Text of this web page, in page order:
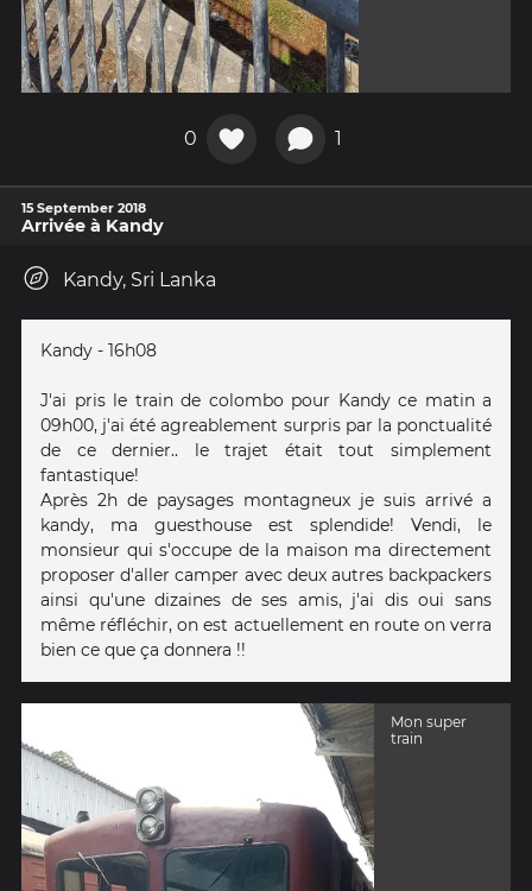
0 1
15 September 2018
Arrivée à Kandy
Kandy, Sri Lanka
Kandy - 16h08
J'ai pris le train de colombo pour Kandy ce matin a
09h00, j'ai été agreablement surpris par la ponctualité
de ce dernier.. le trajet était tout simplement
fantastique!
Après 2h de paysages montagneux je suis arrivé a
kandy, ma guesthouse est splendide! Vendi, le
monsieur qui s'occupe de la maison ma directement
proposer d'aller camper avec deux autres backpackers
ainsi qu'une dizaines de ses amis, j'ai dis oui sans
même réfléchir, on est actuellement en route on verra
bien ce que ça donnera !!
Mon super
train